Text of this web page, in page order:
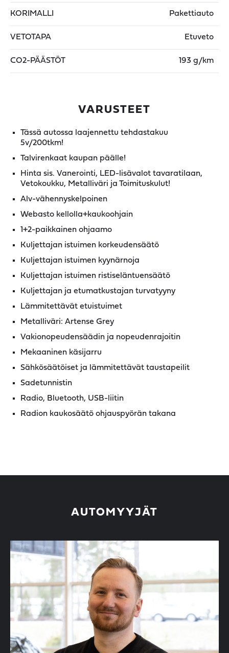
KORIMALLI Pakettiauto
VETOTAPA Etuveto
CO2-PÄÄSTÖT 193 g/km
VARUSTEET
Tässä autossa laajennettu tehdastakuu
5v/200tkm!
Talvirenkaat kaupan päälle!
Hinta sis. Vanerointi, LED-lisävalot tavaratilaan,
Vetokoukku, Metalliväri ja Toimituskulut!
Alv-vähennyskelpoinen
Webasto kellolla+kaukoohjain
1+2-paikkainen ohjaamo
Kuljettajan istuimen korkeudensäätö
Kuljettajan istuimen kyynärnoja
Kuljettajan istuimen ristiseläntuensäätö
Kuljettajan ja etumatkustajan turvatyyny
Lämmitettävät etuistuimet
Metalliväri: Artense Grey
Vakionopeudensäädin ja nopeudenrajoitin
Mekaaninen käsijarru
Sähkösäätöiset ja lämmitettävät taustapeilit
Sadetunnistin
Radio, Bluetooth, USB-liitin
Radion kaukosäätö ohjauspyörän takana
AUTOMYYJÄT